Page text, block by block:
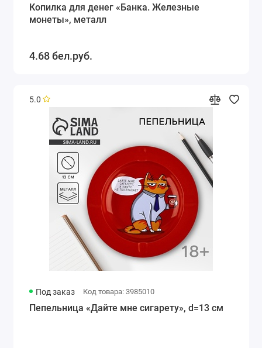
Копилка для денег «Банка. Железные
монеты», металл
4.68 бел.руб.
5.0
Под заказ Код товара: 3985010
Пепельница «Дайте мне сигарету», d=13 см